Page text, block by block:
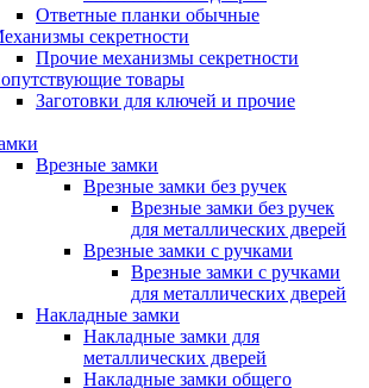
Ответные планки обычные
секретности
Прочие механизмы секретности
товары
Заготовки для ключей и прочие
Врезные замки
Врезные замки без ручек
Врезные замки без ручек
для металлических дверей
Врезные замки с ручками
Врезные замки с ручками
для металлических дверей
Накладные замки
Накладные замки для
металлических дверей
Накладные замки общего